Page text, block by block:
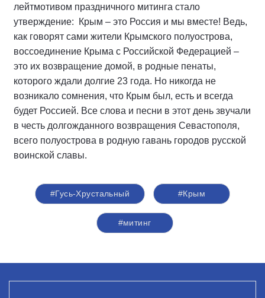
лейтмотивом праздничного митинга стало
утверждение: Крым – это Россия и мы вместе! Ведь,
как говорят сами жители Крымского полуострова,
воссоединение Крыма с Российской Федерацией –
это их возвращение домой, в родные пенаты,
которого ждали долгие 23 года. Но никогда не
возникало сомнения, что Крым был, есть и всегда
будет Россией. Все слова и песни в этот день звучали
в честь долгожданного возвращения Севастополя,
всего полуострова в родную гавань городов русской
воинской славы.
#Гусь-Хрустальный #Крым
#митинг